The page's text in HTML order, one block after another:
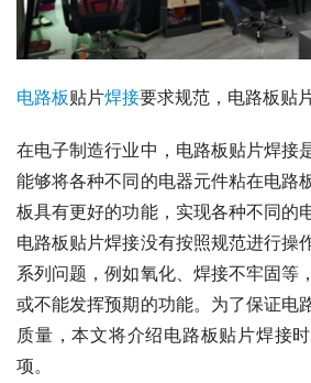
电路板贴片焊接要求规范，电路板贴
在电子制造行业中，电路板贴片焊接
能够将各种不同的电器元件粘在电路
板具有更好的功能，实现各种不同的
电路板贴片焊接没有按照规范进行操
系列问题，例如氧化、焊接不牢固等
或不能发挥预期的功能。为了保证电
质量，本文将介绍电路板贴片焊接
项。